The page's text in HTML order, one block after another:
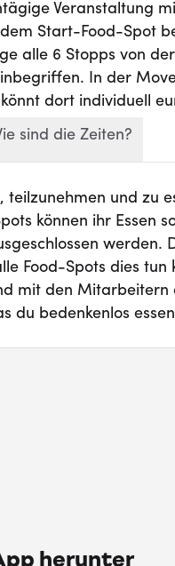
Veranstaltung
Start-Food-Spot
alle 6 Stopps von
In der
dort individuell
sind die Zeiten?
teilzunehmen und zu
können ihr Essen
werden.
Food-Spots dies tun
mit den Mitarbeitern
du bedenkenlos
herunter